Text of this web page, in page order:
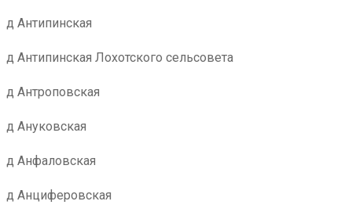
д Антипинская
д Антипинская Лохотского сельсовета
д Антроповская
д Ануковская
д Анфаловская
д Анциферовская